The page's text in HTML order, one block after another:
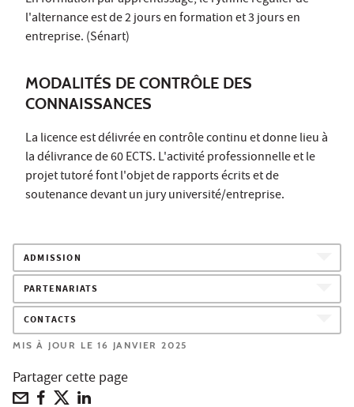
l'alternance est de 2 jours en formation et 3 jours en
entreprise. (Sénart)
MODALITÉS DE CONTRÔLE DES
CONNAISSANCES
La licence est délivrée en contrôle continu et donne lieu à
la délivrance de 60 ECTS. L'activité professionnelle et le
projet tutoré font l'objet de rapports écrits et de
soutenance devant un jury université/entreprise.
ADMISSION
PARTENARIATS
CONTACTS
MIS À JOUR LE 16 JANVIER 2025
Partager cette page